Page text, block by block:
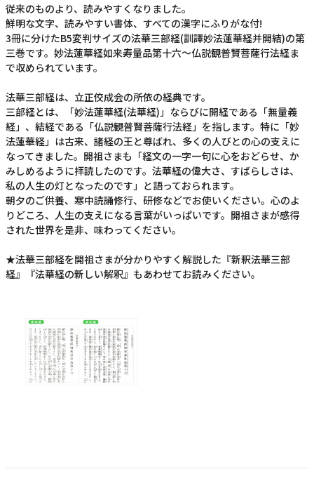
従来のものより、読みやすくなりました。
鮮明な文字、読みやすい書体、すべての漢字にふりがな付!
3冊に分けたB5変判サイズの法華三部経(訓譯妙法蓮華経并開結)の第
三巻です。妙法蓮華経如来寿量品第十六～仏説観普賢菩薩行法経ま
で収められています。
法華三部経は、立正佼成会の所依の経典です。
三部経とは、「妙法蓮華経(法華経)」ならびに開経である「無量義
経」、結経である「仏説観普賢菩薩行法経」を指します。特に「妙
法蓮華経」は古来、諸経の王と尊ばれ、多くの人びとの心の支えに
なってきました。開祖さまも「経文の一字一句に心をおどらせ、か
みしめるように拝読したのです。法華経の偉大さ、すばらしさは、
私の人生の灯となったのです」と語っておられます。
朝夕のご供養、寒中読誦修行、研修などでお使いください。心のよ
りどころ、人生の支えになる言葉がいっぱいです。開祖さまが感得
された世界を是非、味わってください。
★法華三部経を開祖さまが分かりやすく解説した『新釈法華三部
経』『法華経の新しい解釈』もあわせてお読みください。